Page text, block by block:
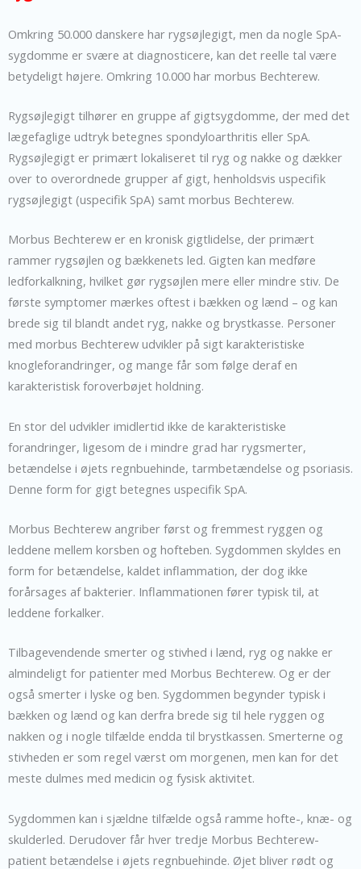
Omkring 50.000 danskere har rygsøjlegigt, men da nogle SpA-
sygdomme er svære at diagnosticere, kan det reelle tal være
betydeligt højere. Omkring 10.000 har morbus Bechterew.
Rygsøjlegigt tilhører en gruppe af gigtsygdomme, der med det
lægefaglige udtryk betegnes spondyloarthritis eller SpA.
Rygsøjlegigt er primært lokaliseret til ryg og nakke og dækker
over to overordnede grupper af gigt, henholdsvis uspecifik
rygsøjlegigt (uspecifik SpA) samt morbus Bechterew.
Morbus Bechterew er en kronisk gigtlidelse, der primært
rammer rygsøjlen og bækkenets led. Gigten kan medføre
ledforkalkning, hvilket gør rygsøjlen mere eller mindre stiv. De
første symptomer mærkes oftest i bækken og lænd – og kan
brede sig til blandt andet ryg, nakke og brystkasse. Personer
med morbus Bechterew udvikler på sigt karakteristiske
knogleforandringer, og mange får som følge deraf en
karakteristisk foroverbøjet holdning.
En stor del udvikler imidlertid ikke de karakteristiske
forandringer, ligesom de i mindre grad har rygsmerter,
betændelse i øjets regnbuehinde, tarmbetændelse og psoriasis.
Denne form for gigt betegnes uspecifik SpA.
Morbus Bechterew angriber først og fremmest ryggen og
leddene mellem korsben og hofteben. Sygdommen skyldes en
form for betændelse, kaldet inflammation, der dog ikke
forårsages af bakterier. Inflammationen fører typisk til, at
leddene forkalker.
Tilbagevendende smerter og stivhed i lænd, ryg og nakke er
almindeligt for patienter med Morbus Bechterew. Og er der
også smerter i lyske og ben. Sygdommen begynder typisk i
bækken og lænd og kan derfra brede sig til hele ryggen og
nakken og i nogle tilfælde endda til brystkassen. Smerterne og
stivheden er som regel værst om morgenen, men kan for det
meste dulmes med medicin og fysisk aktivitet.
Sygdommen kan i sjældne tilfælde også ramme hofte-, knæ- og
skulderled. Derudover får hver tredje Morbus Bechterew-
patient betændelse i øjets regnbuehinde. Øjet bliver rødt og